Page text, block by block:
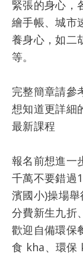
緊張的身心，
繪手帳、城市
養身心，如二
等。
完整簡章請參
想知道更詳細
最新課程
報名前想進一
千萬不要錯過
濱國小)操場
分費新生九折
歡迎自備環保
食 kha、環保